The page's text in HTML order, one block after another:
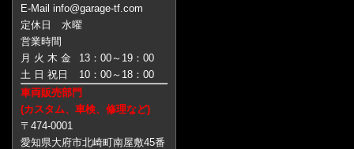
E-Mail info@garage-tf.com
定休日 水曜
営業時間
月 火 木 金
13：00～19：00
土 日 祝日
10：00～18：00
車両販売部門
(カスタム、車検、修理など)
〒474-0001
愛知県大府市北崎町南屋敷45番